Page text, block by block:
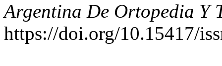
Argentina De Ortopedia Y
https://doi.org/10.15417/